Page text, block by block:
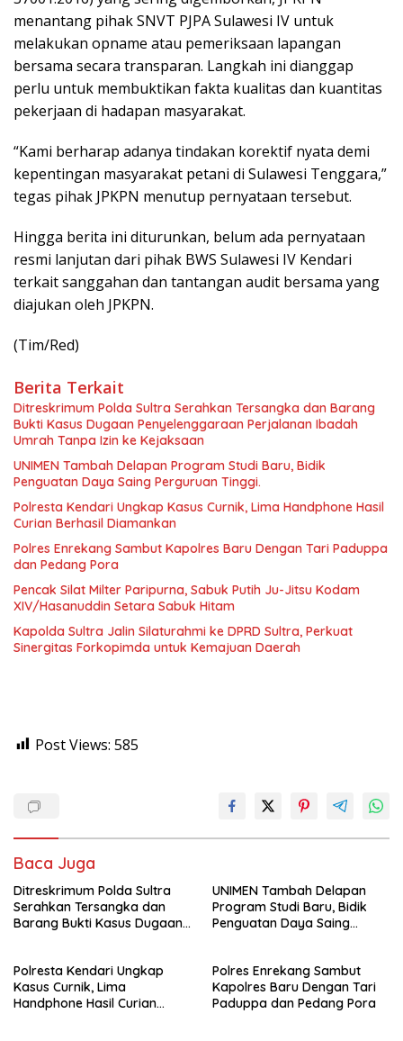
menantang pihak SNVT PJPA Sulawesi IV untuk
melakukan opname atau pemeriksaan lapangan
bersama secara transparan. Langkah ini dianggap
perlu untuk membuktikan fakta kualitas dan kuantitas
pekerjaan di hadapan masyarakat.
“Kami berharap adanya tindakan korektif nyata demi
kepentingan masyarakat petani di Sulawesi Tenggara,”
tegas pihak JPKPN menutup pernyataan tersebut.
Hingga berita ini diturunkan, belum ada pernyataan
resmi lanjutan dari pihak BWS Sulawesi IV Kendari
terkait sanggahan dan tantangan audit bersama yang
diajukan oleh JPKPN.
(Tim/Red)
Berita Terkait
Ditreskrimum Polda Sultra Serahkan Tersangka dan Barang
Bukti Kasus Dugaan Penyelenggaraan Perjalanan Ibadah
Umrah Tanpa Izin ke Kejaksaan
UNIMEN Tambah Delapan Program Studi Baru, Bidik
Penguatan Daya Saing Perguruan Tinggi.
Polresta Kendari Ungkap Kasus Curnik, Lima Handphone Hasil
Curian Berhasil Diamankan
Polres Enrekang Sambut Kapolres Baru Dengan Tari Paduppa
dan Pedang Pora
Pencak Silat Milter Paripurna, Sabuk Putih Ju-Jitsu Kodam
XIV/Hasanuddin Setara Sabuk Hitam
Kapolda Sultra Jalin Silaturahmi ke DPRD Sultra, Perkuat
Sinergitas Forkopimda untuk Kemajuan Daerah
Post Views: 585
Baca Juga
Ditreskrimum Polda Sultra
Serahkan Tersangka dan
Barang Bukti Kasus Dugaan
Kejaksaan
UNIMEN Tambah Delapan
Program Studi Baru, Bidik
Penguatan Daya Saing
Polresta Kendari Ungkap
Kasus Curnik, Lima
Handphone Hasil Curian
Polres Enrekang Sambut
Kapolres Baru Dengan Tari
Paduppa dan Pedang Pora